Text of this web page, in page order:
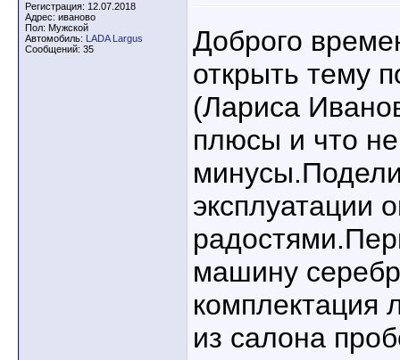
Регистрация: 12.07.2018
Адрес: иваново
Пол: Мужской
Автомобиль: LADA Largus
Сообщений: 35
Доброго
открыть тему
(Лариса
плюсы и что
эксплуатации
машину
комплектация
из салона